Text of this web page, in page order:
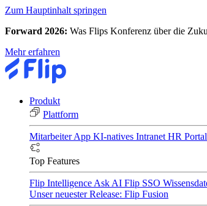
Zum Hauptinhalt springen
Forward 2026: Was Flips Konferenz über die
Mehr erfahren
Produkt
Plattform
Mitarbeiter App KI-natives Intranet HR Portal
Top Features
Flip Intelligence Ask AI Flip SSO
Unser neuester Release: Flip Fusion